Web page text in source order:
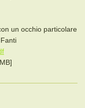
un occhio particolare